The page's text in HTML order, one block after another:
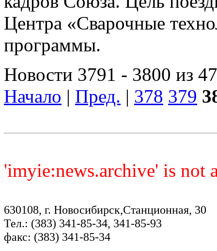
Центра «Сварочные
программы.
Новости 3791 - 3800 из
Начало | Пред. | 378 379
'imyie:news.archive' is not
630108, г. Новосибирск,Станционная, 30
Тел.: (383) 341-85-34, 341-85-93
факс: (383) 341-85-34